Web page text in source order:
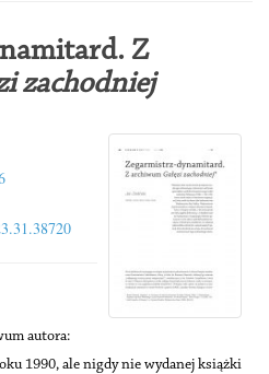
Z
zachodniej
autora:
1990, ale nigdy nie wydanej książki